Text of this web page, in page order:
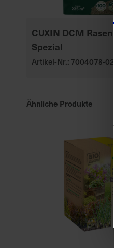
CUXIN DCM
Spezial
Artikel-Nr.: 7004078-
Ähnliche Produkte